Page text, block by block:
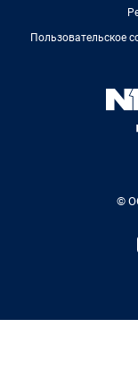
Пользовательское
©